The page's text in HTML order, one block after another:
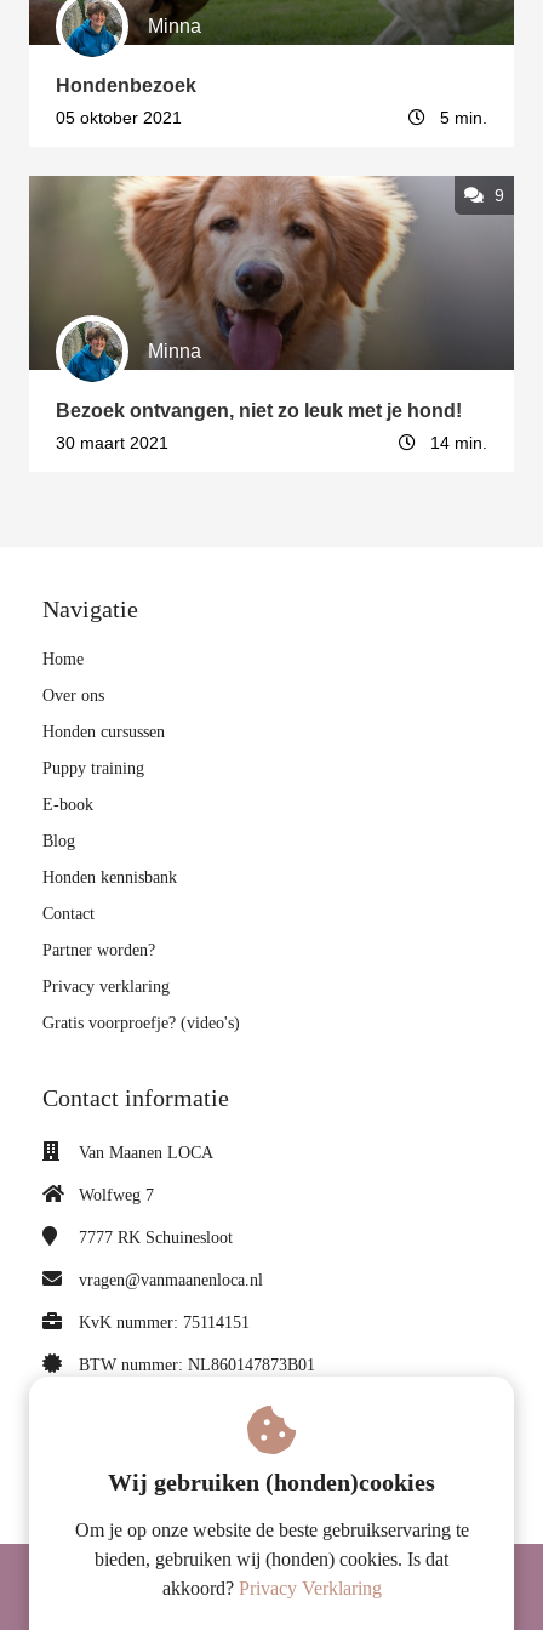
Minna
Hondenbezoek
05 oktober 2021 5 min.
9
Minna
Bezoek ontvangen, niet zo leuk met je hond!
30 maart 2021 14 min.
Navigatie
Home
Over ons
Honden cursussen
Puppy training
E-book
Blog
Honden kennisbank
Contact
Partner worden?
Privacy verklaring
Gratis voorproefje? (video's)
Contact informatie
Van Maanen LOCA
Wolfweg 7
7777 RK Schuinesloot
vragen@vanmaanenloca.nl
KvK nummer: 75114151
BTW nummer: NL860147873B01
Volg ons op Facebook
© 2026 Van Maanen LOCA
Wij gebruiken (honden)cookies
Om je op onze website de beste gebruikservaring te
bieden, gebruiken wij (honden) cookies. Is dat
akkoord? Privacy Verklaring
de
Hierdoor
website-